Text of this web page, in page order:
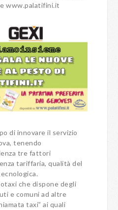
www.palatifini.it
di innovare il servizio
tenendo
tre fattori
tariffaria, qualità del
che dispone degli
e comuni ad altre
taxi” ai quali